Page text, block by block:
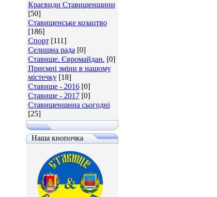
Краєвиди Ставищенщини
[50]
Ставищенське козацтво
[186]
Спорт [111]
Селищна рада [0]
Ставище. Євромайдан. [0]
Приємні зміни в нашому
містечку [18]
Ставище - 2016 [0]
Ставище - 2017 [0]
Ставищенщина сьогодні
[25]
Наша кнопочка